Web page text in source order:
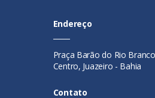
Endereço
Praça Barão do Rio
Centro, Juazeiro - Bahia
Contato